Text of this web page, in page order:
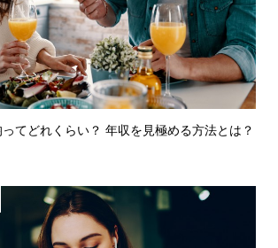
てどれくらい？ 年収を見極める方法とは？